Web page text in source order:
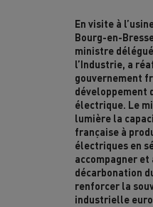
En visite à
Bourg-en-
ministre
l’Industrie, a
gouvernement
développement
électrique. Le
lumière la
française à
électriques en
accompagner
décarbonation
renforcer la
industrielle